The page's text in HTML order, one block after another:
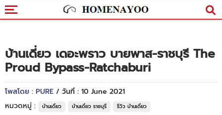
บ้านเดี่ยว เดอะพราว บายพาส-ราชบุรี The
Proud Bypass-Ratchaburi
โพสโดย : PURE / วันที่ : 10 June 2021
หมวดหมู่ :
บ้านเดี่ยว บ้านเดี่ยว ราชบุรี รีวิว บ้านเดี่ยว